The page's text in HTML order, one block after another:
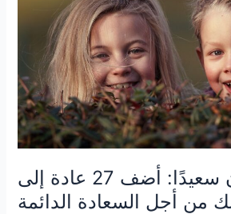
كيف تكون سعيدًا: أضف 27 عادة إلى
من أجل السعادة الدائمة